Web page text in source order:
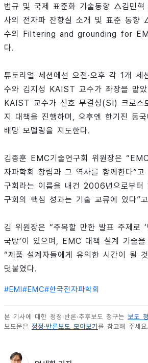
법규 및 국제 표준화 기술동향 △김민혁
사의 전자파 잔향실 소개 및 표준 동
수의 Filtering and grounding for
다.
튜토리얼 세션에선 오전·오후 각 1개 세
수와 김지성 KAIST 교수가 좌장을 맡
KAIST 교수가 신호 무결성(SI) 크로스
지 대책을 진행하며, 오후엔 한기진 동
배망 모델링을 지도한다.
김종훈 EMC기술연구회 위원장은
자파학회 창립과 그 역사를 함께한다”
구회라는 이름을 내건 2006년으로부터
구회의 핵심 성과는 기술 교류에 있다”
김 위원장은 “주목할 만한 발표 주제로 ‘
국방’이 있으며, EMC 대책 설계 기술을
“제품 설계자들에게 유익한 시간이 될
덧붙였다.
#EMI #EMC#한국전자파학회
본 기사에 대한 정정·반론·추후보도 청구는 보도
보도문은 정정·반론보도 모아보기 를 참고해 주세요.